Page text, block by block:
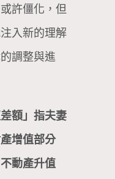
許僵化，但
入新的理解
調整與進
額」指夫妻
增值部分
動產升值